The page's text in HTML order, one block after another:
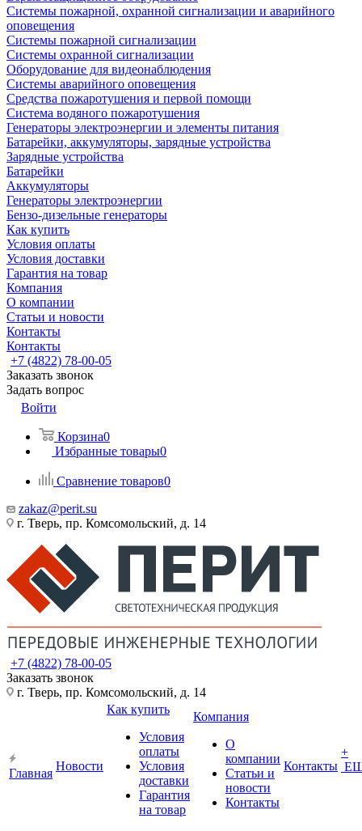
Системы пожарной, охранной сигнализации и аварийного
оповещения
Системы пожарной сигнализации
Системы охранной сигнализации
Оборудование для видеонаблюдения
Системы аварийного оповещения
Средства пожаротушения и первой помощи
Система водяного пожаротушения
Генераторы электроэнергии и элементы питания
Батарейки, аккумуляторы, зарядные устройства
Зарядные устройства
Батарейки
Аккумуляторы
Генераторы электроэнергии
Бензо-дизельные генераторы
Как купить
Условия оплаты
Условия доставки
Гарантия на товар
Компания
О компании
Статьи и новости
Контакты
Контакты
+7 (4822) 78-00-05
Заказать звонок
Задать вопрос
Войти
Корзина0
Избранные товары0
Сравнение товаров0
zakaz@perit.su
г. Тверь, пр. Комсомольский, д. 14
+7 (4822) 78-00-05
Заказать звонок
г. Тверь, пр. Комсомольский, д. 14
Главная
Новости
Как купить
Условия
оплаты
Условия
доставки
Гарантия
на товар
Компания
О
компании
Статьи и
новости
Контакты
Контакты
+